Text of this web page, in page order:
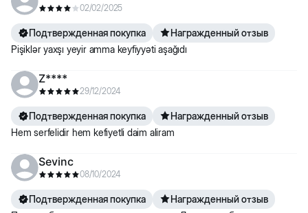
02/02/2025
Подтвержденная покупка
Награжденный отзыв
Pişiklər yaxşı yeyir amma keyfiyyəti aşağıdı
Z****
29/12/2024
Подтвержденная покупка
Награжденный отзыв
Hem serfelidir hem kefiyetli daim aliram
Sevinc
08/10/2024
Подтвержденная покупка
Награжденный отзыв